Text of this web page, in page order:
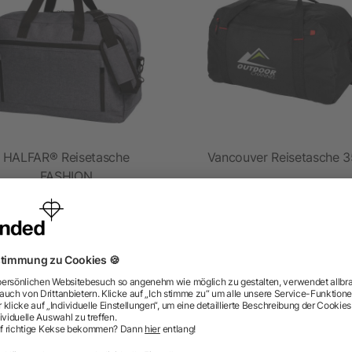
HALFAR® Reisetasche
FASHION
ab 19,23 €
Vancouver Reisetasche
Wir haben die Antworten.